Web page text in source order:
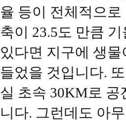
율 등이 전체적으
축이 23.5도 만큼
있다면 지구에 생
들었을 것입니다.
실 초속 30KM로 공
니다. 그런데도 아